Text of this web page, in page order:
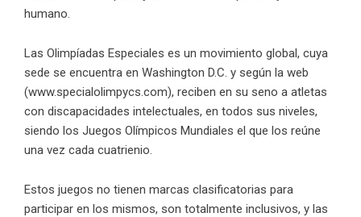
humano.
Las Olimpíadas Especiales es un movimiento global, cuya
sede se encuentra en Washington D.C. y según la web
(www.specialolimpycs.com), reciben en su seno a atletas
con discapacidades intelectuales, en todos sus niveles,
siendo los Juegos Olímpicos Mundiales el que los reúne
una vez cada cuatrienio.
Estos juegos no tienen marcas clasificatorias para
participar en los mismos, son totalmente inclusivos, y las